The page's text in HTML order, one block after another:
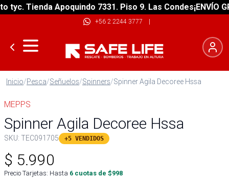
Tienda Apoquindo 7331. Piso 9. Las Condes¡ENVÍO
+56 2 2244 3777 |
Inicio/Pesca/Señuelos/Spinners/Spinner Agila Decoree Hssa
MEPPS
Spinner Agila Decoree Hssa
SKU: TEC091705 +5 VENDIDOS
$ 5.990
Precio Tarjetas: Hasta 6 cuotas de $998